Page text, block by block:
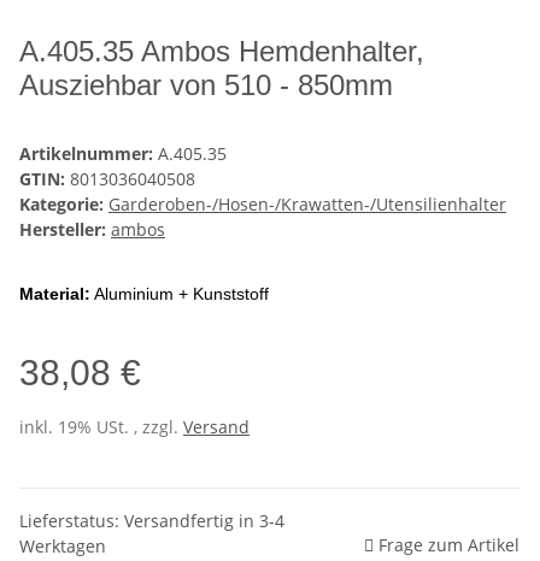
A.405.35 Ambos Hemdenhalter,
Ausziehbar von 510 - 850mm
Artikelnummer: A.405.35
GTIN: 8013036040508
Kategorie: Garderoben-/Hosen-/Krawatten-/Utensilienhalter
Hersteller: ambos
Material: Aluminium + Kunststoff
38,08 €
inkl. 19% USt. , zzgl. Versand
Lieferstatus: Versandfertig in 3-4
Werktagen
Frage zum Artikel